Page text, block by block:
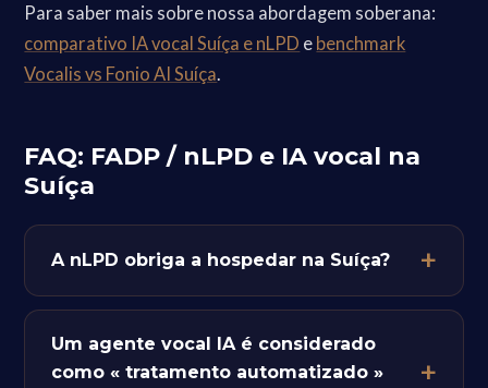
Para saber mais sobre nossa abordagem soberana:
comparativo IA vocal Suíça e nLPD e benchmark
Vocalis vs Fonio AI Suíça.
FAQ: FADP / nLPD e IA vocal na
Suíça
A nLPD obriga a hospedar na Suíça?
Um agente vocal IA é considerado
como « tratamento automatizado »